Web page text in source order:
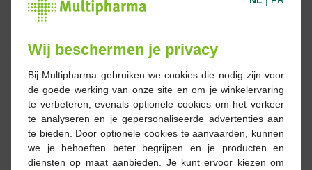
Wij beschermen je privacy
Bij Multipharma gebruiken we cookies die nodig zijn voor
de goede werking van onze site en om je winkelervaring
te verbeteren, evenals optionele cookies om het verkeer
te analyseren en je gepersonaliseerde advertenties aan
te bieden. Door optionele cookies te aanvaarden, kunnen
we je behoeften beter begrijpen en je producten en
diensten op maat aanbieden. Je kunt ervoor kiezen om